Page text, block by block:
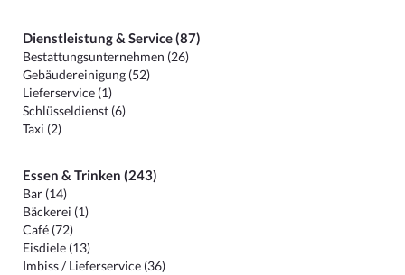
Dienstleistung & Service (87)
Bestattungsunternehmen (26)
Gebäudereinigung (52)
Lieferservice (1)
Schlüsseldienst (6)
Taxi (2)
Essen & Trinken (243)
Bar (14)
Bäckerei (1)
Café (72)
Eisdiele (13)
Imbiss / Lieferservice (36)